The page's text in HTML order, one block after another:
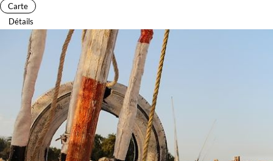
Carte
Détails